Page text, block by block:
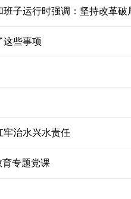
子运行时强调：坚持改革破
这些事项
牢治水兴水责任
育专题党课